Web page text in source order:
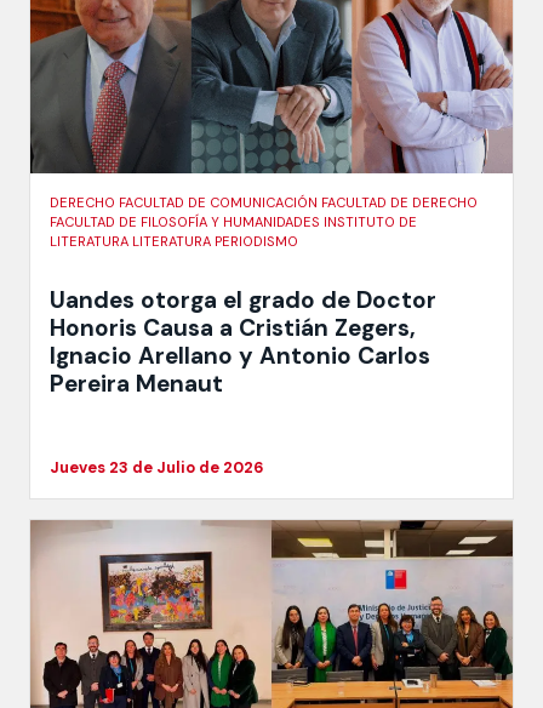
DERECHO FACULTAD DE COMUNICACIÓN FACULTAD DE DERECHO
FACULTAD DE FILOSOFÍA Y HUMANIDADES INSTITUTO DE
LITERATURA LITERATURA PERIODISMO
Uandes otorga el grado de Doctor
Honoris Causa a Cristián Zegers,
Ignacio Arellano y Antonio Carlos
Pereira Menaut
Jueves 23 de Julio de 2026